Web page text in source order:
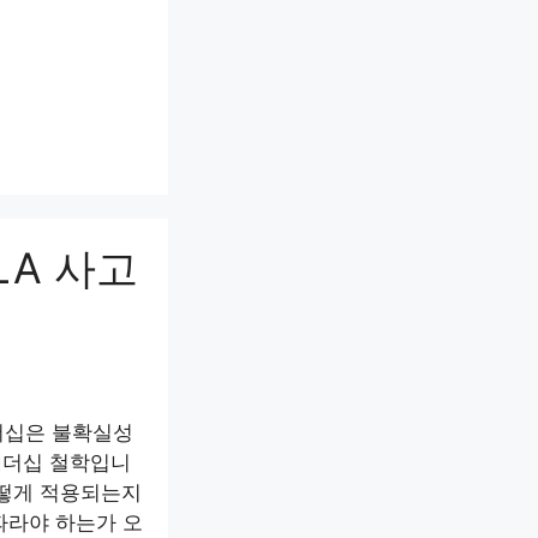
사고
은 불확실성
십 철학입니
게 적용되는지
라야 하는가 오